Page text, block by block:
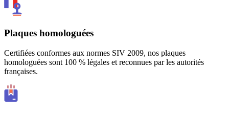
Plaques homologuées
Certifiées conformes aux normes SIV 2009, nos plaques
homologuées sont 100 % légales et reconnues par les autorités
françaises.